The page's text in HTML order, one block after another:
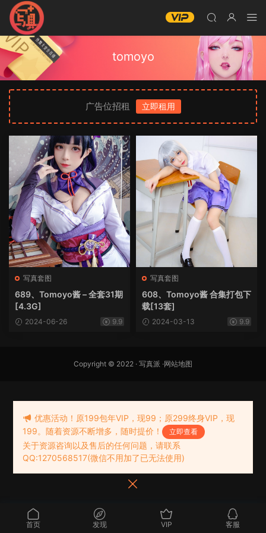
tomoyo
广告位招租 立即租用
写真套图
689、Tomoyo酱 – 全套31期
[4.3G]
2024-06-26 9.9
写真套图
608、Tomoyo酱 合集打包下
载[13套]
2024-03-13 9.9
Copyright © 2022 · 写真派 ·网站地图
首页 发现 VIP 客服
优惠活动！原199包年VIP，现99；原299终身VIP，现
199。随着资源不断增多，随时提价！
立即查看
关于资源咨询以及售后的任何问题，请联系
QQ:1270568517(微信不用加了已无法使用)